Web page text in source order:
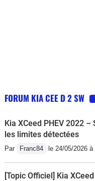
FORUM KIA CEE D 2 SW
Kia XCeed PHEV 2022
les limites détectées
Par Franc84 le 24/05/2026 à
[Topic Officiel] Kia